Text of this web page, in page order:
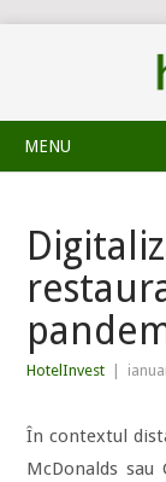
MENU
HotelInvest
În contextul
McDonalds